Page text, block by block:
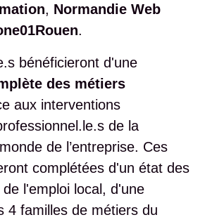
, Normandie Web
.
bénéficieront d'une
des métiers
aux interventions
de la
de l’entreprise. Ces
complétées d'un état des
l'emploi local, d'une
4 familles de métiers du